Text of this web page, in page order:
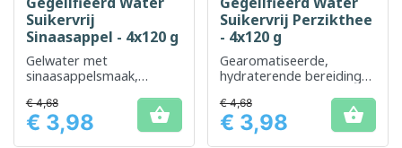
Suikervrij
Sinaasappel - 4x120 g
Gelwater met
sinaasappelsmaak,
aangename en
gemakkelijke hydratatie.
Prijs
€ 4,68
€ 3,98 
Suikervrij Perzikthee
- 4x120 g
Gearomatiseerde,
hydraterende bereiding
Prijs
€ 4,68
€ 3,98 